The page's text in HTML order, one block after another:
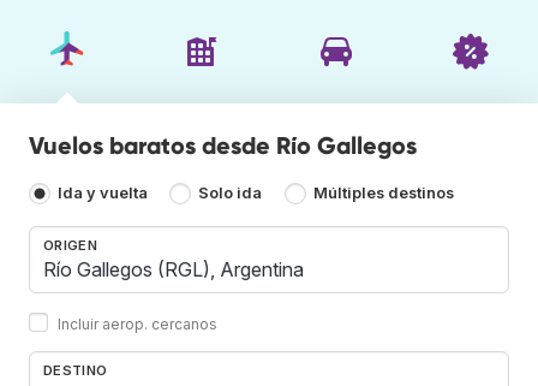
Vuelos baratos desde Río Gallegos
Ida y vuelta Solo ida Múltiples destinos
ORIGEN
Incluir aerop. cercanos
DESTINO